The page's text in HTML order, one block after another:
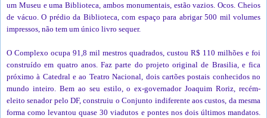
um Museu e uma Biblioteca, ambos monumentais, estão vazios. Ocos. Cheios
de vácuo. O prédio da Biblioteca, com espaço para abrigar 500 mil volumes
impressos, não tem um único livro sequer.
O Complexo ocupa 91,8 mil mestros quadrados, custou R$ 110 milhões e foi
construído em quatro anos. Faz parte do projeto original de Brasilia, e fica
próximo à Catedral e ao Teatro Nacional, dois cartões postais conhecidos no
mundo inteiro. Bem ao seu estilo, o ex-governador Joaquim Roriz, recém-
eleito senador pelo DF, construiu o Conjunto indiferente aos custos, da mesma
forma como levantou quase 30 viadutos e pontes nos dois últimos mandatos.